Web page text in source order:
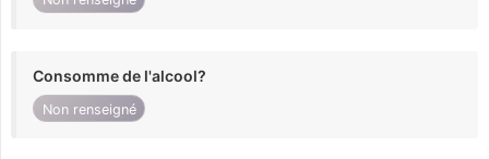
Consomme de l'alcool?
Non renseigné